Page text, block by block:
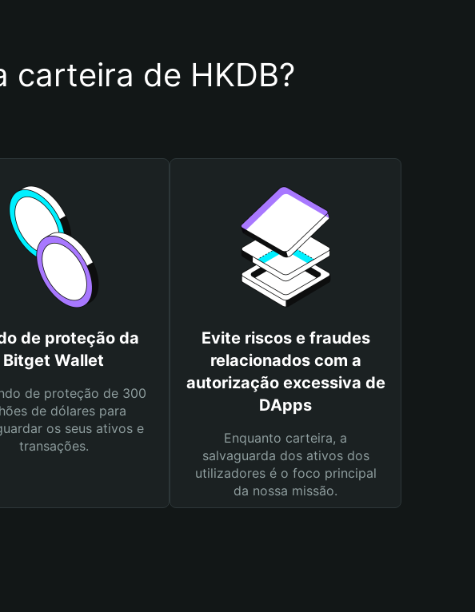
carteira de HKDB?
de proteção da
Bitget Wallet
de proteção de 300
de dólares para
os seus ativos e
transações.
Evite riscos e fraudes
relacionados com a
autorização excessiva de
DApps
Enquanto carteira, a
salvaguarda dos ativos dos
utilizadores é o foco principal
da nossa missão.